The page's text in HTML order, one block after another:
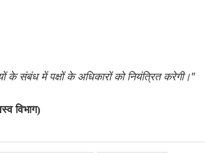
के संबंध में पक्षों के अधिकारों को नियंत्रित करेगी।"
विभाग)